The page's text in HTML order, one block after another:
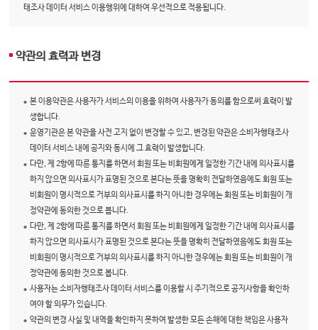
태조사 데이터 서비스 이용행위에 대하여 우선적으로 적용됩니다.
약관의 효력과 변경
본 이용약관은 사용자가 서비스의 이용을 위하여 사용자가 동의를 함으로써 효력이 발
생합니다.
운영기관은 본 약관을 사전 고지 없이 변경할 수 있고, 변경된 약관은 소비자행태조사
데이터 서비스 내에 공지와 동시에 그 효력이 발생합니다.
다만, 제 2항에 따른 통지를 하면서 회원 또는 비회원에게 일정한 기간 내에 의사표시를
하지 않으면 의사표시가 표명된 것으로 본다는 뜻을 명확히 전달하였음에도 회원 또는
비회원이 명시적으로 거부의 의사표시를 하지 아니한 경우에는 회원 또는 비회원이 개
정약관에 동의한 것으로 봅니다.
다만, 제 2항에 따른 통지를 하면서 회원 또는 비회원에게 일정한 기간 내에 의사표시를
하지 않으면 의사표시가 표명된 것으로 본다는 뜻을 명확히 전달하였음에도 회원 또는
비회원이 명시적으로 거부의 의사표시를 하지 아니한 경우에는 회원 또는 비회원이 개
정약관에 동의한 것으로 봅니다.
사용자는 소비자행태조사 데이터 서비스를 이용할 시 주기적으로 공지사항을 확인하
여야 할 의무가 있습니다.
약관의 변경 사실 및 내역을 확인하지 못하여 발생한 모든 손해에 대한 책임은 사용자